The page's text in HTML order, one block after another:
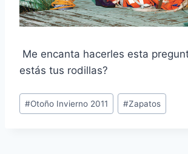
Me encanta hacerles esta
estás tus rodillas?
Post
Tags:
#Otoño Invierno 2011 #Zapatos